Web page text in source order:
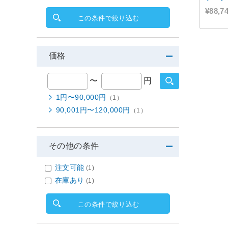
8本セ
H、
この条件で絞り込む
価格
〜 円
1円〜90,000円 （1）
90,001円〜120,000円 （1）
その他の条件
注文可能 (1)
在庫あり (1)
この条件で絞り込む